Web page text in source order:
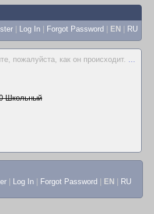
| Log In | Forgot Password | EN | RU
пожалуйста, как он происходит. ...
Школьный
Log In Forgot Password EN RU